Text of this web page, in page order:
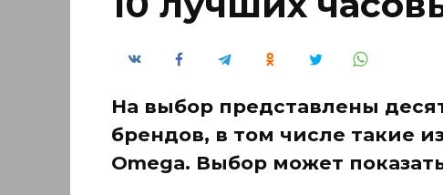
На выбор представлены
брендов, в том числе такие
Omega. Выбор может